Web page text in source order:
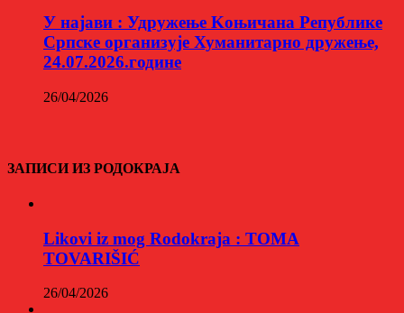
У најави : Удружење Kоњичана Републике
Српске организује Хуманитарно дружење,
24.07.2026.године
26/04/2026
ЗАПИСИ ИЗ РОДОКРАЈА
Likovi iz mog Rodokraja : TOMA
TOVARIŠIĆ
26/04/2026